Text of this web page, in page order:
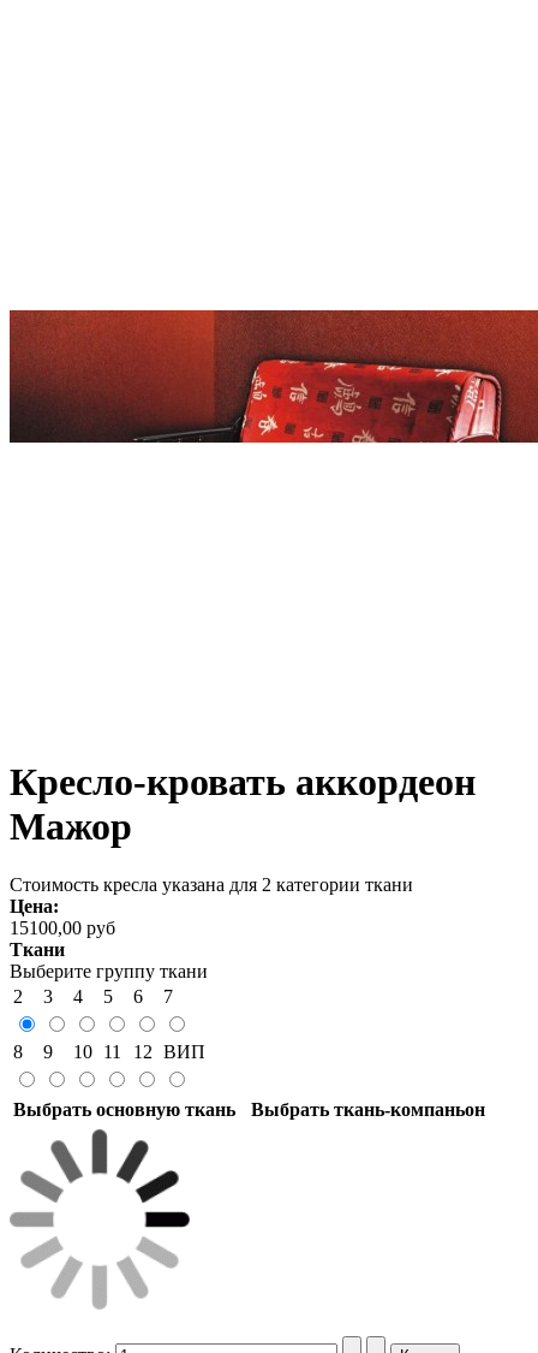
Кресло-кровать аккордеон
Мажор
Стоимость кресла указана для 2 категории ткани
Цена:
15100,00 руб
Ткани
Выберите группу ткани
2
3 4 5 6 7
8 9 10 11 12 ВИП
Выбрать основную ткань Выбрать ткань-компаньон